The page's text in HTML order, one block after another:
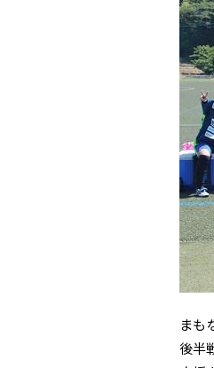
まも
後半